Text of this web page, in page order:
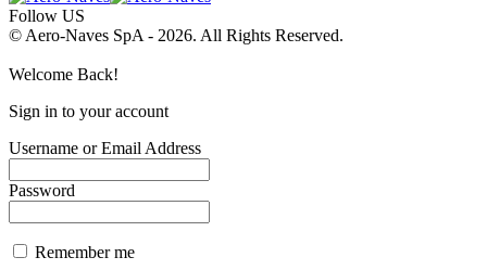
Follow US
© Aero-Naves SpA - 2026. All Rights Reserved.
Welcome Back!
Sign in to your account
Username or Email Address
Password
Remember me